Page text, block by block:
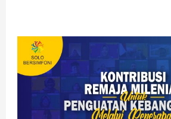
“KONTRIBUSI
REMAJA
MILENIAL
untuk